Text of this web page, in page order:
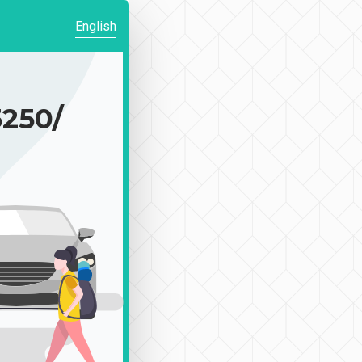
English